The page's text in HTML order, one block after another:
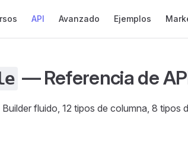
API Avanzado Ejemplos
— Referencia de
Builder fluido, 12 tipos de columna, 8 tipos